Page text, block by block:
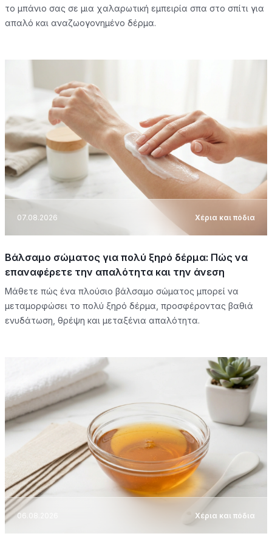
το μπάνιο σας σε μια χαλαρωτική εμπειρία σπα στο σπίτι για
απαλό και αναζωογονημένο δέρμα.
07.08.2026 Χέρια και πόδια
Βάλσαμο σώματος για πολύ ξηρό δέρμα: Πώς να
επαναφέρετε την απαλότητα και την άνεση
Μάθετε πώς ένα πλούσιο βάλσαμο σώματος μπορεί να
μεταμορφώσει το πολύ ξηρό δέρμα, προσφέροντας βαθιά
ενυδάτωση, θρέψη και μεταξένια απαλότητα.
06.08.2026 Χέρια και πόδια